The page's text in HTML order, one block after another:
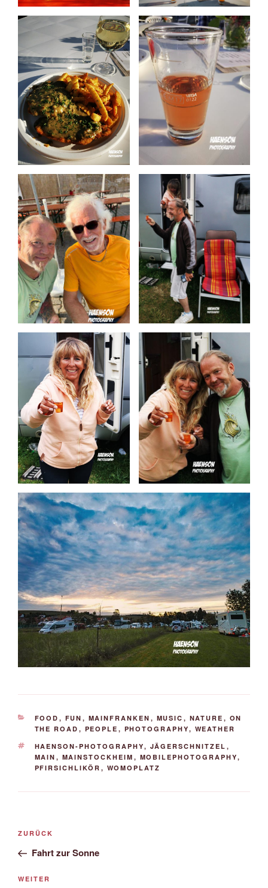
KATEGORIEN
FOOD , FUN , MAINFRANKEN , MUSIC , NATURE , ON
THE ROAD , PEOPLE , PHOTOGRAPHY, WEATHER
SCHLAGWÖRTER
HAENSON-PHOTOGRAPHY, JÄGERSCHNITZEL ,
MAIN , MAINSTOCKHEIM , MOBILEPHOTOGRAPHY,
PFIRSICHLIKÖR , WOMOPLATZ
Beitrags-
Vorheriger
Beitrag
ZURÜCK
Fahrt zur Sonne
Nächster
WEITER